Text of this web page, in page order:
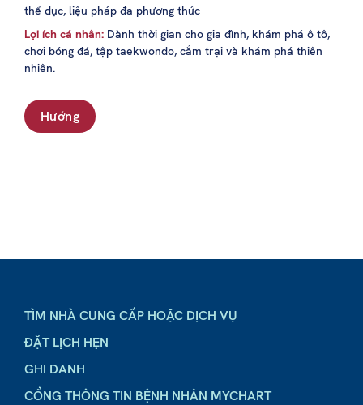
thể dục, liệu pháp đa phương thức
Lợi ích cá nhân: Dành thời gian cho gia đình, khám phá ô tô,
chơi bóng đá, tập taekwondo, cắm trại và khám phá thiên
nhiên.
Hướng
TÌM NHÀ CUNG CẤP HOẶC DỊCH VỤ
ĐẶT LỊCH HẸN
GHI DANH
CỔNG THÔNG TIN BỆNH NHÂN MYCHART